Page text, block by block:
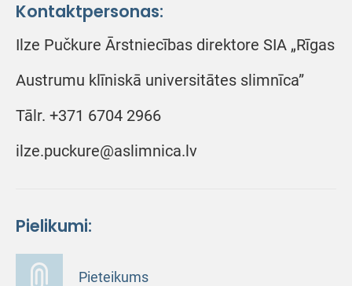
Kontaktpersonas:
Ilze Pučkure Ārstniecības direktore SIA „Rīgas
Austrumu klīniskā universitātes slimnīca”
Tālr. +371 6704 2966
ilze.puckure@aslimnica.lv
Pielikumi:
Pieteikums